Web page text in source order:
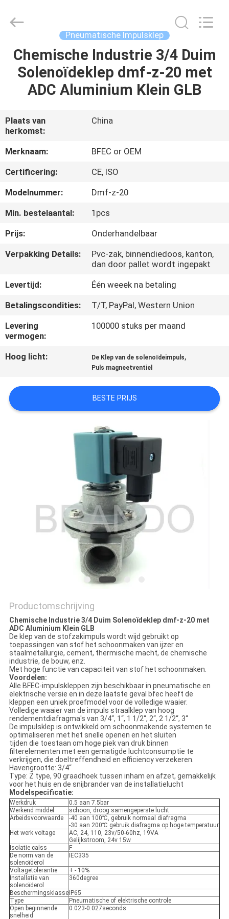
HUIS
PRODUCTEN
OVER
ONS
FABRIEKSTOCHT
NEEM
CONTACT
ONS
OP
VRAAG
EEN
COMPANY
PRIVACYBELEID
Pneumatische Impulsklep
Chemische Industrie 3/4 Duim
Solenoïdeklep dmf-z-20 met
ADC Aluminium Klein GLB
Plaats van
herkomst:
China
Merknaam:
BFEC or OEM
Certificering:
CE, ISO
Modelnummer:
Dmf-z-20
Min. bestelaantal:
1pcs
Prijs:
Onderhandelbaar
Verpakking Details:
Pvc-zak, binnendiedoos, kanton,
dan door pallet wordt ingepakt
Levertijd:
Één weeek na betaling
Betalingscondities:
T/T, PayPal, Western Union
Levering
vermogen:
100000 stuks per maand
Hoog licht: De Klep van de solenoïdeimpuls,
Puls magneetventiel
BESTE PRIJS
Productomschrijving
Chemische Industrie 3/4 Duim Solenoïdeklep dmf-z-20 met
ADC Aluminium Klein GLB
De klep van de stofzakimpuls wordt wijd gebruikt op
toepassingen van stof het schoonmaken van ijzer en
staalmetallurgie, cement, thermische macht, de chemische
industrie, de bouw, enz.
Met hoge functie van capaciteit van stof het schoonmaken.
Voordelen:
Alle BFEC-impulskleppen zijn beschikbaar in pneumatische en
elektrische versie en in deze laatste geval bfec heeft de
kleppen een uniek proefmodel voor de volledige waaier.
Volledige waaier van de impuls straalklep van hoog
rendementdiafragma's van 3/4“, 1“, 1 1/2“, 2“, 2 1/2“, 3“
De impulsklep is ontwikkeld om schoonmakende systemen te
optimaliseren met het snelle openen en het sluiten
tijden die toestaan om hoge piek van druk binnen
filterelementen met een gematigde luchtconsumptie te
verkrijgen, die doeltreffendheid en efficiency verzekeren.
Havengrootte: 3/4“
Type: Z type, 90 graadhoek tussen inham en afzet, gemakkelijk
voor het huis en de snijbrander van de installatielucht
Modelspecificatie:
Werkdruk
0.5 aan 7.5bar
Werkend middel
schoon, droog samengeperste lucht
Arbeidsvoorwaarde
-40 aan 100℃, gebruik normaal diafragma
-30 aan 200℃ gebruik diafragma op hoge temperatuur
Het werk voltage
AC, 24, 110, 23v/50-60hz, 19VA
Gelijkstroom, 24v 15w
Isolatie calss
F
De norm van de
solenoïderol
IEC335
Voltagetolerantie
+ - 10%
Installatie van
solenoïderol
360degree
Beschermingsklasse IP65
Type
Pneumatische of elektrische controle
Open beginnende
snelheid
0.023-0.027seconds